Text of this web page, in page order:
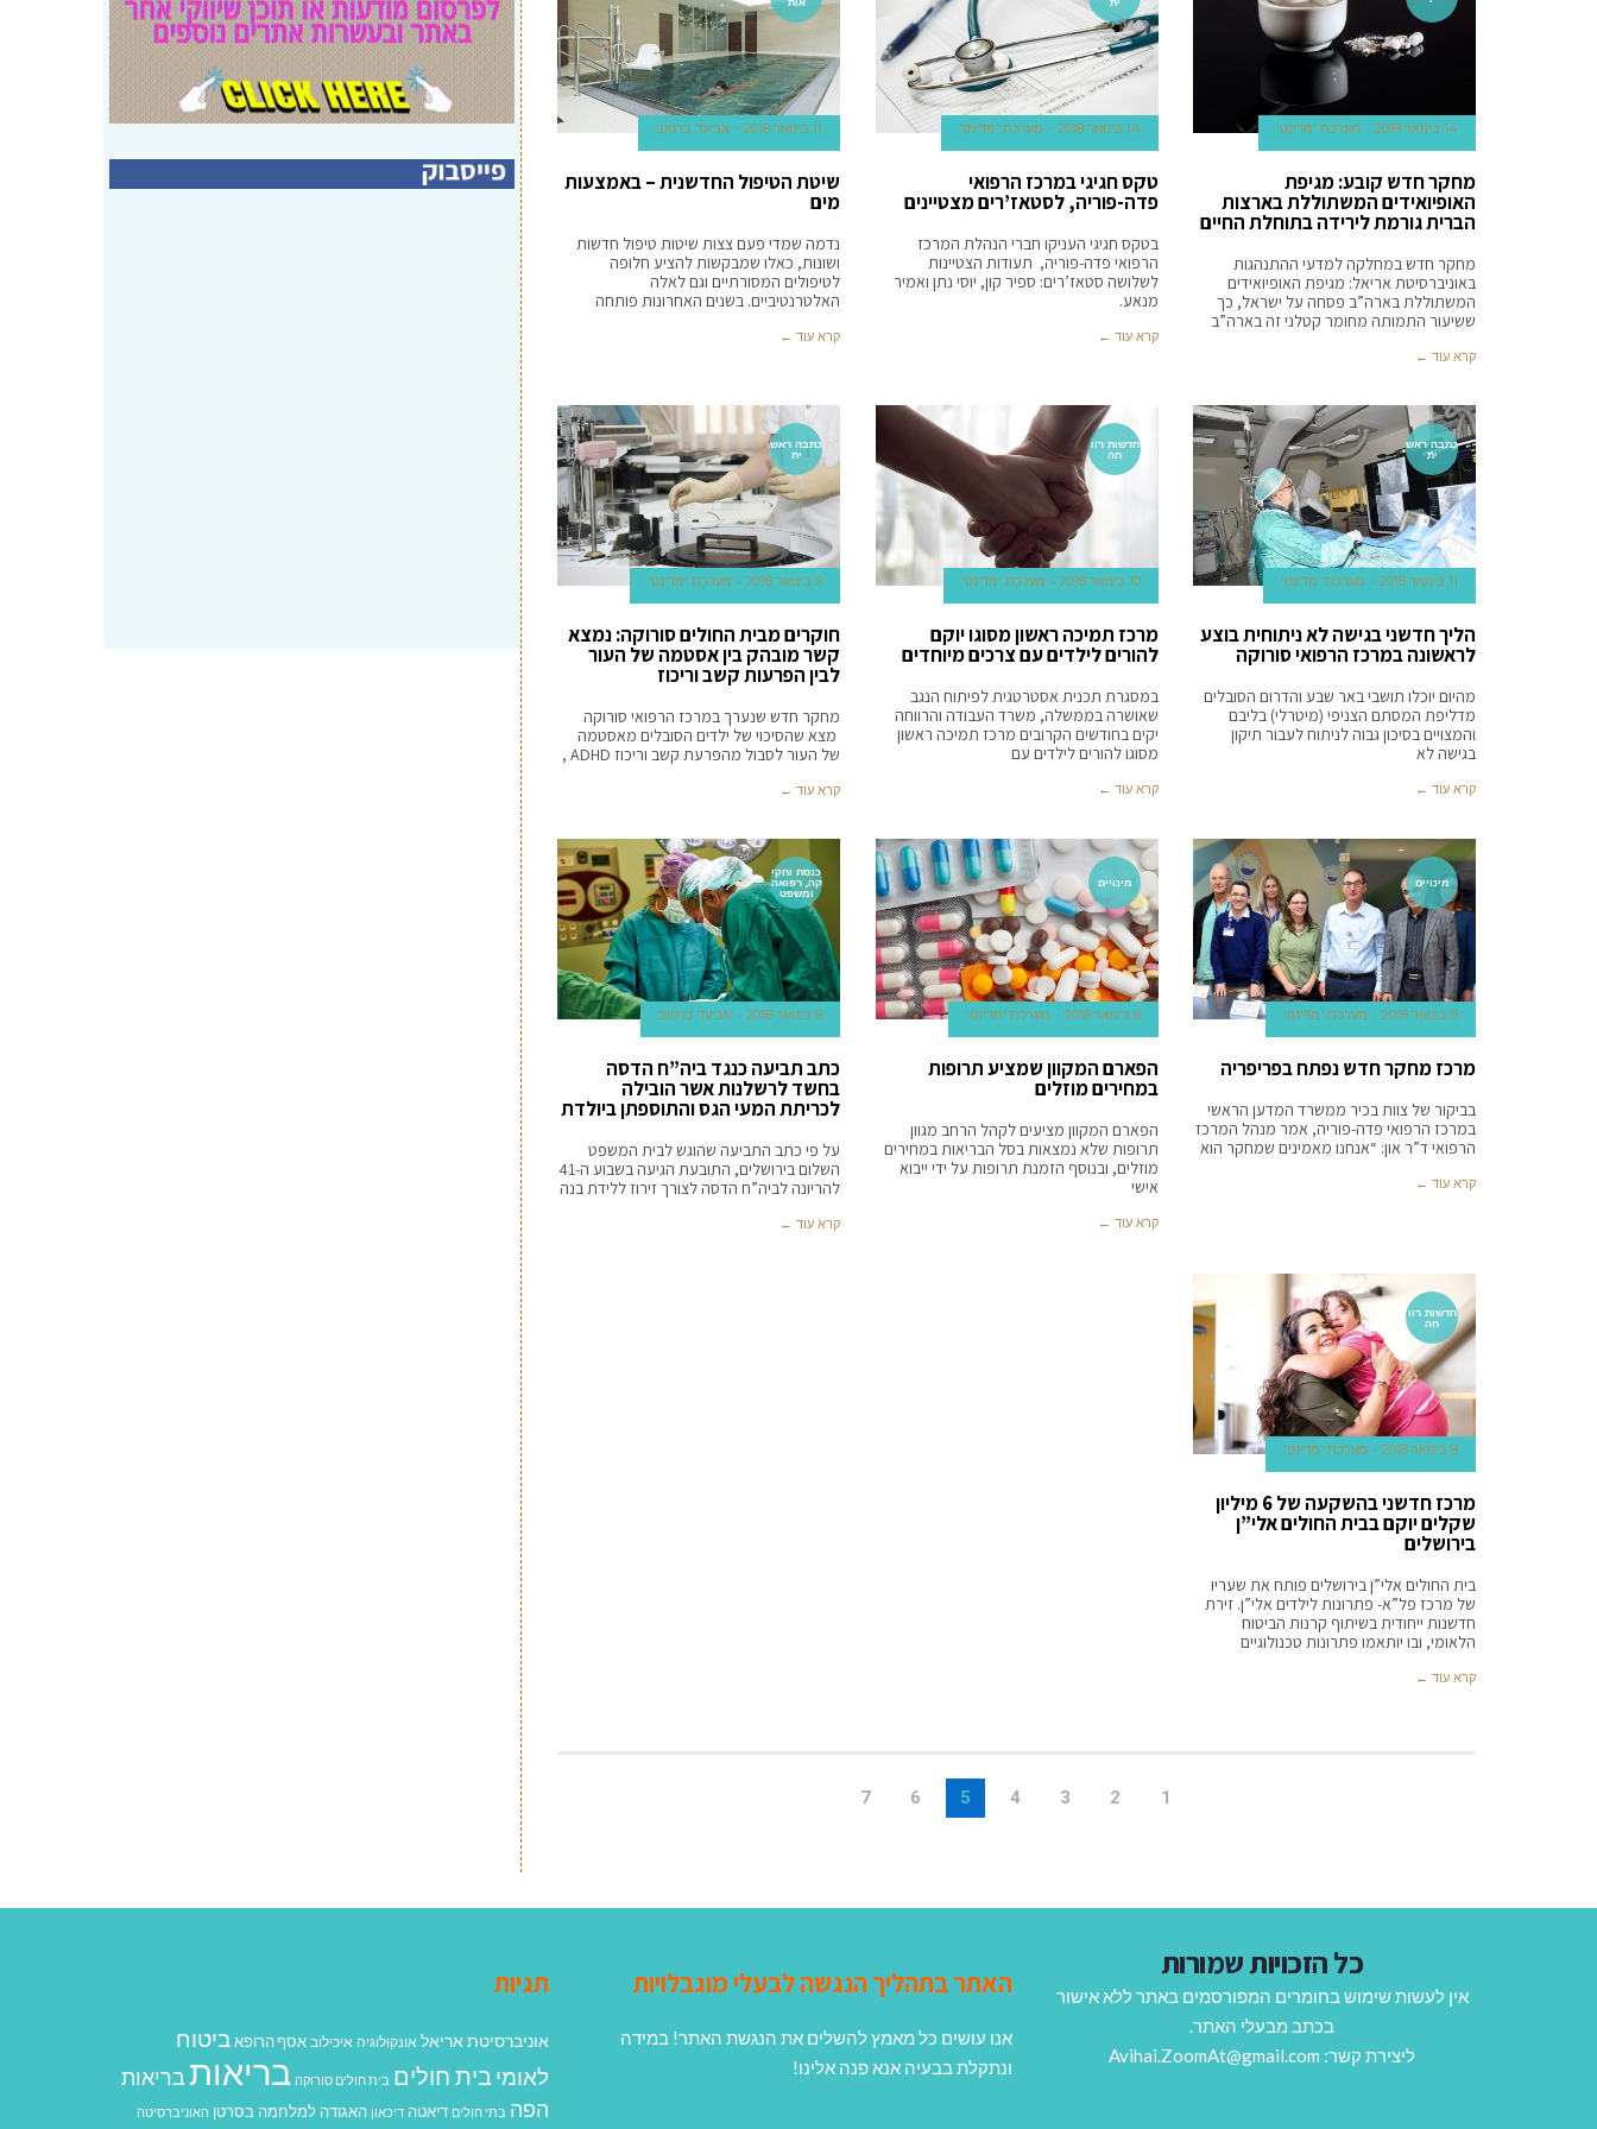
14 בינואר 2018 מערכת 'מדינט'
מחקר חדש קובע: מגיפת
האופיואידים המשתוללת בארצות
הברית גורמת לירידה בתוחלת החיים
מחקר חדש במחלקה למדעי ההתנהגות
באוניברסיטת אריאל: מגיפת האופיואידים
המשתוללת בארה”ב פסחה על ישראל, כך
ששיעור התמותה מחומר קטלני זה בארה”ב
קרא עוד ←
14 בינואר 2018 מערכת 'מדינט'
טקס חגיגי במרכז הרפואי
פדה-פוריה, לסטאז’רים מצטיינים
בטקס חגיגי העניקו חברי הנהלת המרכז
הרפואי פדה-פוריה, תעודות הצטיינות
לשלושה סטאז’רים: ספיר קון, יוסי נתן ואמיר
מנאע.
קרא עוד ←
11 בינואר 2018 אביעד ברטוב
שיטת הטיפול החדשנית – באמצעות
מים
נדמה שמדי פעם צצות שיטות טיפול חדשות
ושונות, כאלו שמבקשות להציע חלופה
לטיפולים המסורתיים וגם לאלה
האלטרנטיביים. בשנים האחרונות פותחה
קרא עוד ←
כתבה ראש
ית
11 בינואר 2018 מערכת 'מדינט'
הליך חדשני בגישה לא ניתוחית בוצע
לראשונה במרכז הרפואי סורוקה
מהיום יוכלו תושבי באר שבע והדרום הסובלים
מדליפת המסתם הצניפי (מיטרלי) בליבם
והמצויים בסיכון גבוה לניתוח לעבור תיקון
בגישה לא
קרא עוד ←
חדשות רוו
חה
10 בינואר 2018 מערכת 'מדינט'
מרכז תמיכה ראשון מסוגו יוקם
להורים לילדים עם צרכים מיוחדים
במסגרת תכנית אסטרטגית לפיתוח הנגב
שאושרה בממשלה, משרד העבודה והרווחה
יקים בחודשים הקרובים מרכז תמיכה ראשון
מסוגו להורים לילדים עם
קרא עוד ←
כתבה ראש
ית
9 בינואר 2018 מערכת 'מדינט'
חוקרים מבית החולים סורוקה: נמצא
קשר מובהק בין אסטמה של העור
לבין הפרעות קשב וריכוז
מחקר חדש שנערך במרכז הרפואי סורוקה
מצא שהסיכוי של ילדים הסובלים מאסטמה
של העור לסבול מהפרעת קשב וריכוז ADHD ,
קרא עוד ←
מינויים
8 בינואר 2018 מערכת 'מדינט'
מרכז מחקר חדש נפתח בפריפריה
בביקור של צוות בכיר ממשרד המדען הראשי
במרכז הרפואי פדה-פוריה, אמר מנהל המרכז
הרפואי ד”ר און: “אנחנו מאמינים שמחקר הוא
קרא עוד ←
מינויים
8 בינואר 2018 מערכת 'מדינט'
הפארם המקוון שמציע תרופות
במחירים מוזלים
הפארם המקוון מציעים לקהל הרחב מגוון
תרופות שלא נמצאות בסל הבריאות במחירים
מוזלים, ובנוסף הזמנת תרופות על ידי ייבוא
אישי
קרא עוד ←
כנסת וחקי
קה, רפואה
ומשפט
8 בינואר 2018 אביעד ברטוב
כתב תביעה כנגד ביה”ח הדסה
בחשד לרשלנות אשר הובילה
לכריתת המעי הגס והתוספתן ביולדת
על פי כתב התביעה שהוגש לבית המשפט
השלום בירושלים, התובעת הגיעה בשבוע ה-41
להריונה לביה”ח הדסה לצורך זירוז ללידת בנה
קרא עוד ←
חדשות רוו
חה
8 בינואר 2018 מערכת 'מדינט'
מרכז חדשני בהשקעה של 6 מיליון
שקלים יוקם בבית החולים אלי”ן
בירושלים
בית החולים אלי”ן בירושלים פותח את שעריו
של מרכז פל”א- פתרונות לילדים אלי”ן. זירת
חדשנות ייחודית בשיתוף קרנות הביטוח
הלאומי, ובו יותאמו פתרונות טכנולוגיים
קרא עוד ←
1
2
3
4
5
6
7
כל הזכויות שמורות
אין לעשות שימוש בחומרים המפורסמים באתר ללא אישור
בכתב מבעלי האתר.
ליצירת קשר: Avihai.ZoomAt@gmail.com
האתר בתהליך הנגשה לבעלי מוגבלויות
אנו עושים כל מאמץ להשלים את הנגשת האתר! במידה
ונתקלת בבעיה אנא פנה אלינו!
תגיות
אוניברסיטת אריאל אונקולוגיה איכילוב אסף הרופא ביטוח
לאומי בית חולים בית חולים סורוקה בריאות בריאות
הפה בתי חולים דיאטה דיכאון האגודה למלחמה בסרטן האוניברסיטה